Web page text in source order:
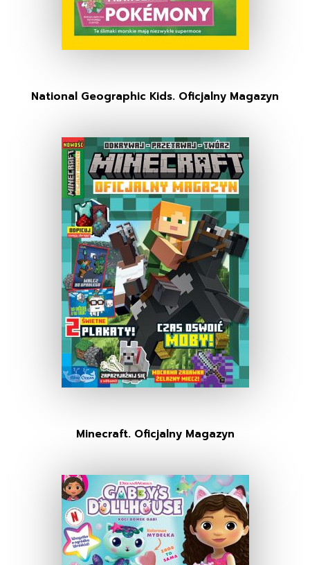
National Geographic Kids. Oficjalny Magazyn
Minecraft. Oficjalny Magazyn